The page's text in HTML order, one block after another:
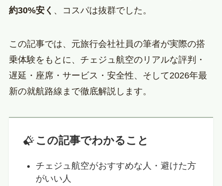
約30%安く 、コスパは抜群でした。
この記事では、元旅行会社社員の筆者が実際の搭
乗体験をもとに、チェジュ航空のリアルな評判・
遅延・座席・サービス・安全性、そして2026年最
新の就航路線まで徹底解説します。
この記事でわかること
チェジュ航空がおすすめな人・避けた方
がいい人